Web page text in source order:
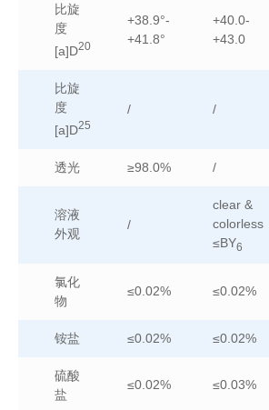
比旋
度
[a]D20
+38.9°-
+41.8°
+40.0-
+43.0
比旋
度
[a]D25
/ /
透光 ≥98.0% /
溶液
外观
/
clear &
colorless
≤BY6
氯化
物
≤0.02% ≤0.02%
铵盐 ≤0.02% ≤0.02%
硫酸
盐
≤0.02% ≤0.03%